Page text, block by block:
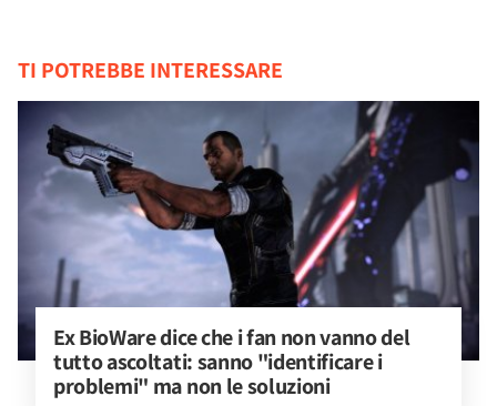
TI POTREBBE INTERESSARE
Ex BioWare dice che i fan non vanno del
tutto ascoltati: sanno "identificare i
problemi" ma non le soluzioni